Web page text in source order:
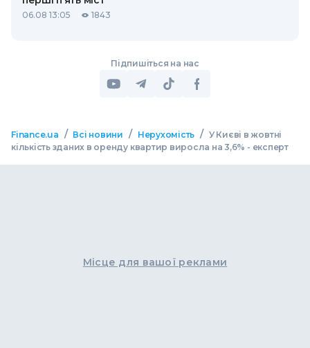
06.08 13:05 1843
Підпишіться на нас
Finance.ua / Всі новини / Нерухомість / У Києві в жовтні
кількість зданих в оренду квартир виросла на 3,6% - експерт
Місце для вашої реклами